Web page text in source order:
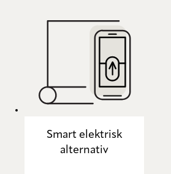
Smart elektrisk
alternativ